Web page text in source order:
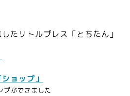
たリトルプレス「とちたん」
ョップ」
プができました